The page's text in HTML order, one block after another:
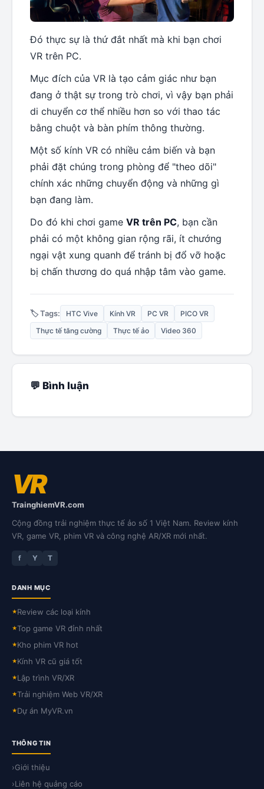
Đó thực sự là thứ đắt nhất mà khi bạn chơi
VR trên PC.
Mục đích của VR là tạo cảm giác như bạn
đang ở thật sự trong trò chơi, vì vậy bạn phải
di chuyển cơ thể nhiều hơn so với thao tác
bằng chuột và bàn phím thông thường.
Một số kính VR có nhiều cảm biến và bạn
phải đặt chúng trong phòng để "theo dõi"
chính xác những chuyển động và những gì
bạn đang làm.
Do đó khi chơi game VR trên PC, bạn cần
phải có một không gian rộng rãi, ít chướng
ngại vật xung quanh để tránh bị đổ vỡ hoặc
bị chấn thương do quá nhập tâm vào game.
🏷️ Tags: HTC Vive Kính VR PC VR
PICO VR
Thực tế tăng cường
Thực tế ảo Video 360
💬 Bình luận
VR
TrainghiemVR.com
Cộng đồng trải nghiệm thực tế ảo số 1 Việt Nam. Review kính
VR, game VR, phim VR và công nghệ AR/XR mới nhất.
f Y T
DANH MỤC
★Review các loại kính
★Top game VR đỉnh nhất
★Kho phim VR hot
★Kính VR cũ giá tốt
★Lập trình VR/XR
★Trải nghiệm Web VR/XR
★Dự án MyVR.vn
THÔNG TIN
›Giới thiệu
›Liên hệ quảng cáo